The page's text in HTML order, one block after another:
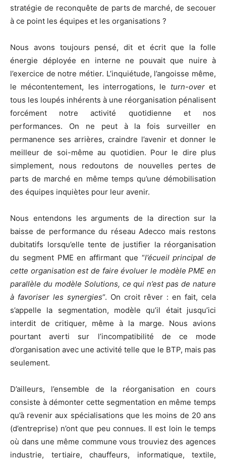
stratégie de reconquête de parts de marché, de secouer
à ce point les équipes et les organisations ?
Nous avons toujours pensé, dit et écrit que la folle
énergie déployée en interne ne pouvait que nuire à
l’exercice de notre métier. L’inquiétude, l’angoisse même,
le mécontentement, les interrogations, le turn-overet
tous les loupés inhérents à une réorganisation pénalisent
forcément notre activité quotidienne et nos
performances. On ne peut à la fois surveiller en
permanence ses arrières, craindre l’avenir et donner le
meilleur de soi-même au quotidien. Pour le dire plus
simplement, nous redoutons de nouvelles pertes de
parts de marché en même temps qu’une démobilisation
des équipes inquiètes pour leur avenir.
Nous entendons les arguments de la direction sur la
baisse de performance du réseau Adecco mais restons
dubitatifs lorsqu’elle tente de justifier la réorganisation
du segment PME en affirmant que “l’écueil principal de
cette organisation est de faire évoluer le modèle PME en
parallèle du modèle Solutions, ce qui n’est pas de nature
à favoriser les synergies“. On croit rêver : en fait, cela
s’appelle la segmentation, modèle qu’il était jusqu’ici
interdit de critiquer, même à la marge. Nous avions
pourtant averti sur l’incompatibilité de ce mode
d’organisation avec une activité telle que le BTP, mais pas
seulement.
D’ailleurs, l’ensemble de la réorganisation en cours
consiste à démonter cette segmentation en même temps
qu’à revenir aux spécialisations que les moins de 20 ans
(d’entreprise) n’ont que peu connues. Il est loin le temps
où dans une même commune vous trouviez des agences
industrie, tertiaire, chauffeurs, informatique, textile,